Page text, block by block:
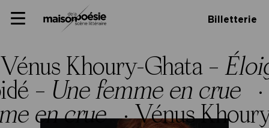
Panneau de gestion des cookies
to
littéraire
Primary
Billetterie
Vénus Khoury-Ghata –
– Une femme en crue ·
en crue·Vénus